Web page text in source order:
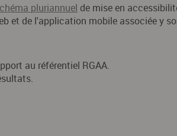
pluriannuel de mise en
et de l'application mobile associée y
au référentiel RGAA.